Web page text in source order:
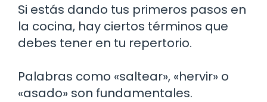
Si estás dando tus primeros pasos en
la cocina, hay ciertos términos que
debes tener en tu repertorio.
Palabras como «saltear», «hervir» o
«asado» son fundamentales.